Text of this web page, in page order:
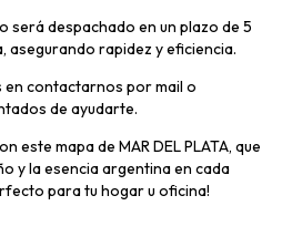
será despachado en un plazo de 5
asegurando rapidez y eficiencia.
en contactarnos por mail o
de ayudarte.
este mapa de MAR DEL PLATA, que
y la esencia argentina en cada
para tu hogar u oficina!